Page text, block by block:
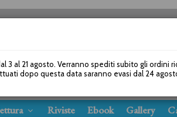
Riviste Ebook Gallery
3 al 21 agosto. Verranno spediti subito gli ordini
dopo questa data saranno evasi dal 24